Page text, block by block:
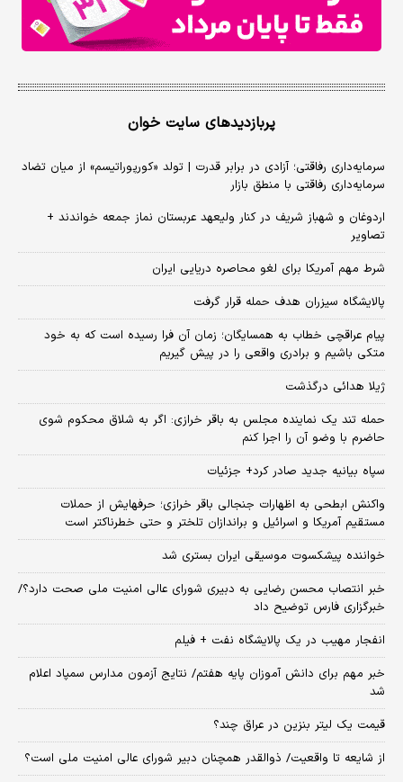
پربازدیدهای سایت خوان
سرمایه‌داری رفاقتی؛ آزادی در برابر قدرت | تولد «کورپوراتیسم» از میان تضاد
سرمایه‌داری رفاقتی با منطق بازار
اردوغان و شهباز شریف در کنار ولیعهد عربستان نماز جمعه خواندند +
تصاویر
شرط مهم آمریکا برای لغو محاصره دریایی ایران
پالایشگاه سیزران هدف حمله قرار گرفت
پیام عراقچی خطاب به همسایگان؛ زمان آن فرا رسیده است که به خود
متکی باشیم و برادری واقعی را در پیش گیریم
ژیلا هدائی درگذشت
حمله تند یک نماینده مجلس به باقر خرازی: اگر به شلاق محکوم شوی
حاضرم با وضو آن را اجرا کنم
سپاه بیانیه جدید صادر کرد+ جزئیات
واکنش ابطحی به اظهارات جنجالی باقر خرازی؛ حرفهایش از حملات
مستقیم آمریکا و اسرائیل و براندازان تلختر و حتی خطرناکتر است
خواننده پیشکسوت موسیقی ایران بستری شد
خبر انتصاب محسن رضایی به دبیری شورای عالی امنیت ملی صحت دارد؟/
خبرگزاری فارس توضیح داد
انفجار مهیب در یک پالایشگاه نفت + فیلم
خبر مهم برای دانش آموزان پایه هفتم/ نتایج آزمون مدارس سمپاد اعلام
شد
قیمت یک لیتر بنزین در عراق چند؟
از شایعه تا واقعیت/ ذوالقدر همچنان دبیر شورای ‌عالی امنیت ملی است؟